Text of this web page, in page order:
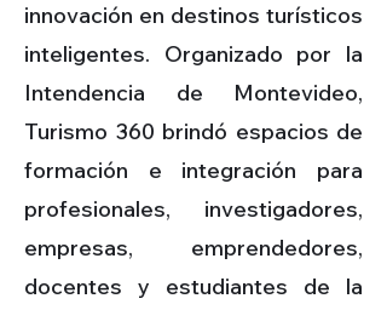
innovación en destinos turísticos
inteligentes. Organizado por la
Intendencia de Montevideo,
Turismo 360 brindó espacios de
formación e integración para
profesionales, investigadores,
empresas, emprendedores,
docentes y estudiantes de la